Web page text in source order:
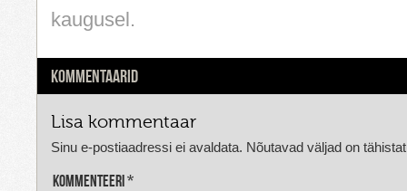
kaugusel.
KOMMENTAARID
Lisa kommentaar
Sinu e-postiaadressi ei avaldata. Nõutavad väljad on
Kommenteeri*